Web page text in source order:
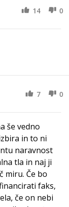
14 0
7 0
še vedno
in to ni
naravnost
tla in naj ji
miru. Če bo
faks,
če on nebi